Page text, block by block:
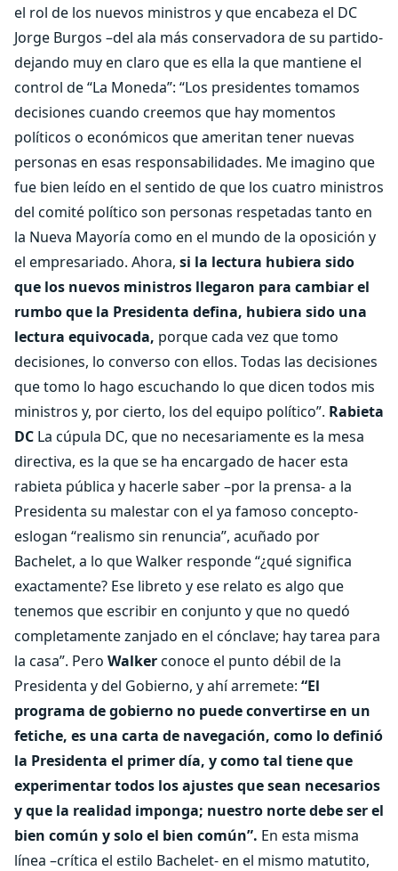
el rol de los nuevos ministros y que encabeza el DC
Jorge Burgos –del ala más conservadora de su partido-
dejando muy en claro que es ella la que mantiene el
control de “La Moneda”: “Los presidentes tomamos
decisiones cuando creemos que hay momentos
políticos o económicos que ameritan tener nuevas
personas en esas responsabilidades. Me imagino que
fue bien leído en el sentido de que los cuatro ministros
del comité político son personas respetadas tanto en
la Nueva Mayoría como en el mundo de la oposición y
el empresariado. Ahora, si la lectura hubiera sido
que los nuevos ministros llegaron para cambiar el
rumbo que la Presidenta defina, hubiera sido una
lectura equivocada, porque cada vez que tomo
decisiones, lo converso con ellos. Todas las decisiones
que tomo lo hago escuchando lo que dicen todos mis
ministros y, por cierto, los del equipo político”. Rabieta
DC La cúpula DC, que no necesariamente es la mesa
directiva, es la que se ha encargado de hacer esta
rabieta pública y hacerle saber –por la prensa- a la
Presidenta su malestar con el ya famoso concepto-
eslogan “realismo sin renuncia”, acuñado por
Bachelet, a lo que Walker responde “¿qué significa
exactamente? Ese libreto y ese relato es algo que
tenemos que escribir en conjunto y que no quedó
completamente zanjado en el cónclave; hay tarea para
la casa”. Pero Walkerconoce el punto débil de la
Presidenta y del Gobierno, y ahí arremete: “El
programa de gobierno no puede convertirse en un
fetiche, es una carta de navegación, como lo definió
la Presidenta el primer día, y como tal tiene que
experimentar todos los ajustes que sean necesarios
y que la realidad imponga; nuestro norte debe ser el
bien común y solo el bien común”. En esta misma
línea –crítica el estilo Bachelet- en el mismo matutito,